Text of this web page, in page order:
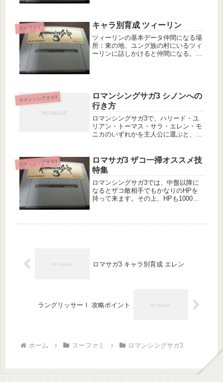
ンファンに話しかければ仲間にでき
る。...
スーファミ キャラ別育成 ツィーリン
ツィーリンの基本データ仲間になる場
所：東の地、ユング族の村にいるツィ
ーリンに話しかけると仲間になる。初
ッ...
ロマンシングサガ3
ロマンシングサガ3 シノンへの
行き方
ロマンシングサガ3で、ハリード・ユ
リアン・トーマス・サラ・エレン・モ
ニカのいずれかを主人公に選ぶと、
でイベントが進み、シノンの森へと進
みます。以降、オープニングイベント
を終...
ロマンシングサガ3
ロマサガ3 ザコ一掃オススメ技
特集
ロマンシングサガ3では、中盤以降に
なるとザコ敵相手でもかなりのHPを
持って来ます。その上、HPも1000以
ロマサガ3 キャラ別育成 エレン
ラングリッサーⅠ 攻略ポイント
ホーム スーファミ ロマンシングサガ3